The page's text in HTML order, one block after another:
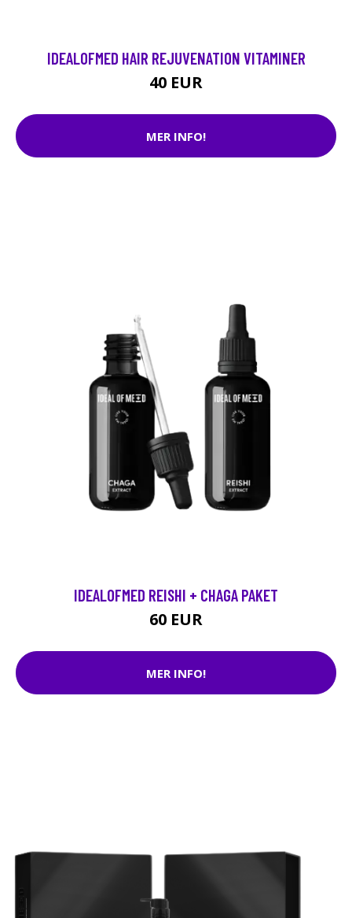
IDEALOFMED HAIR REJUVENATION VITAMINER
40 EUR
MER INFO!
IDEALOFMED REISHI + CHAGA PAKET
60 EUR
MER INFO!